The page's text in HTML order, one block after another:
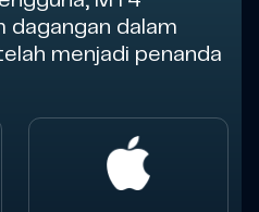
dagangan dalam
menjadi penanda